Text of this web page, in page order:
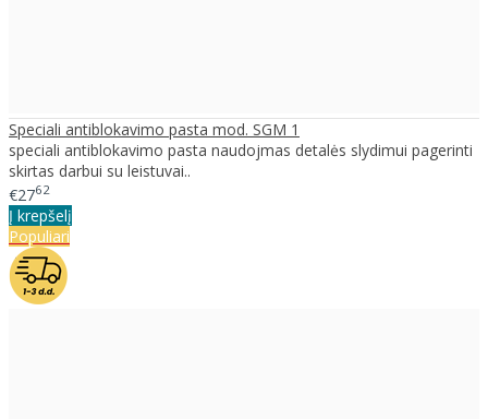
Speciali antiblokavimo pasta mod. SGM 1
speciali antiblokavimo pasta naudojmas detalės slydimui pagerinti
skirtas darbui su leistuvai..
€2762
Į krepšelį
Populiari